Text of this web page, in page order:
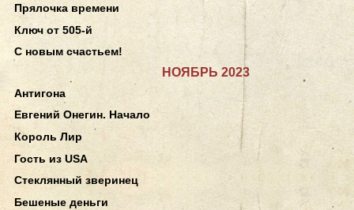
Прялочка времени
Ключ от 505-й
С новым счастьем!
НОЯБРЬ 2023
Антигона
Евгений Онегин. Начало
Король Лир
Гость из USA
Стеклянный зверинец
Бешеные деньги